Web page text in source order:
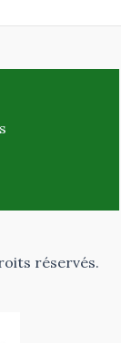
réservés.